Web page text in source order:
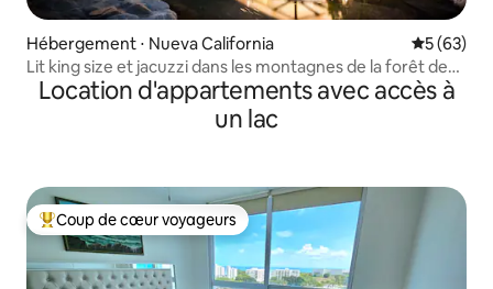
Hébergement ⋅ Nueva California
5 (63)
Lit king size et jacuzzi dans les montagnes de la forêt de
nuages
Location d'appartements avec accès à
un lac
Coups de cœur voyageurs les plus appréciés
Coup de cœur voyageurs